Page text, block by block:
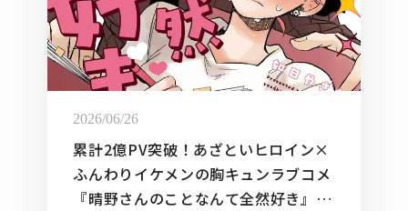
2026/06/26
累計2億PV突破！あざといヒロイン×
ふんわりイケメンの胸キュンラブコメ
『晴野さんのことなんて全然好き』待